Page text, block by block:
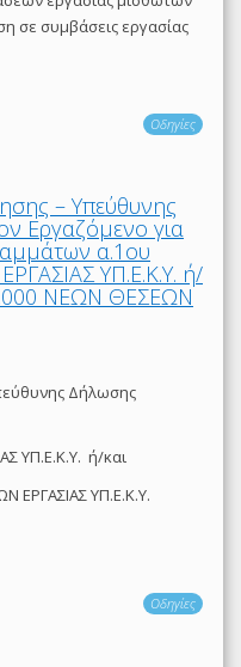
σε συμβάσεις εργασίας
Οδηγίες
– Υπεύθυνης
Εργαζόμενο για
α.1ου
ΥΠ.Ε.Κ.Υ. ή/
ΝΕΩΝ ΘΕΣΕΩΝ
Δήλωσης
ΥΠ.Ε.Κ.Υ. ή/και
ΕΡΓΑΣΙΑΣ ΥΠ.Ε.Κ.Υ.
Οδηγίες